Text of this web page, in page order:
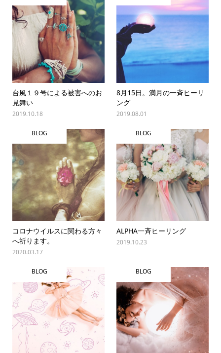
台風１９号による被害へのお
見舞い
2019.10.18
8月15日。満月の一斉ヒーリ
ング
2019.08.01
BLOG
コロナウイルスに関わる方々
へ祈ります。
2020.03.17
BLOG
ALPHA一斉ヒーリング
2019.10.23
BLOG BLOG